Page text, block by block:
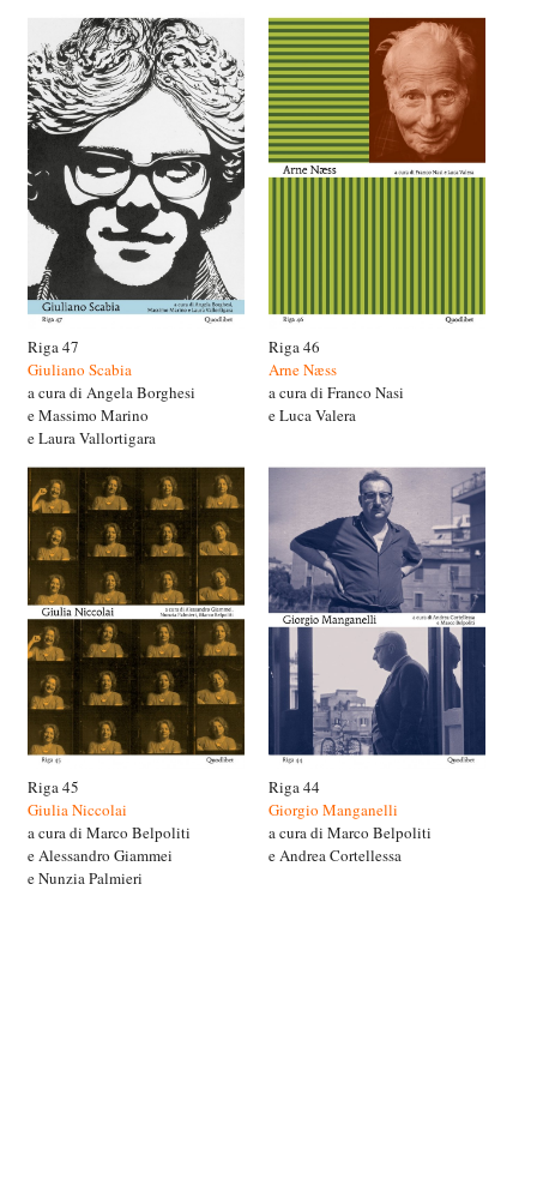
Riga 47
Giuliano Scabia
a cura di Angela Borghesi
e Massimo Marino
e Laura Vallortigara
Riga 46
Arne Næss
a cura di Franco Nasi
e Luca Valera
Riga 45
Giulia Niccolai
a cura di Marco Belpoliti
e Alessandro Giammei
e Nunzia Palmieri
Riga 44
Giorgio Manganelli
a cura di Marco Belpoliti
e Andrea Cortellessa